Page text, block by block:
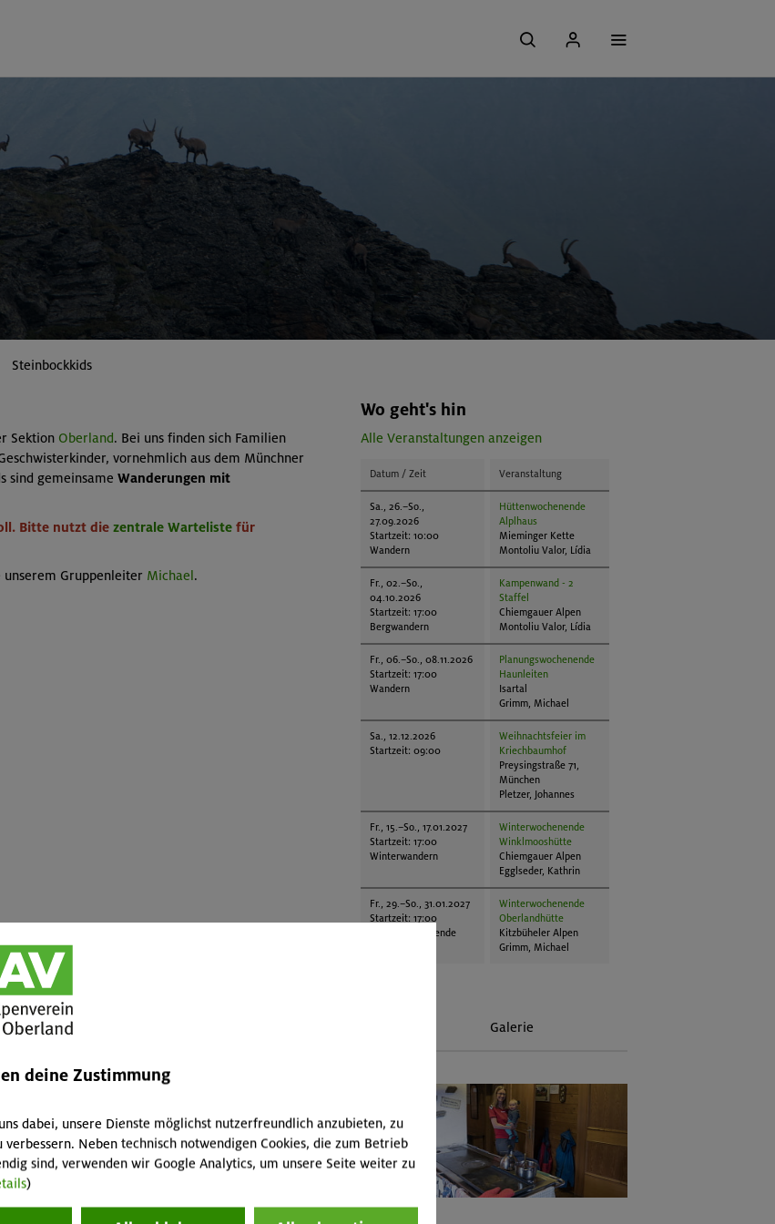
Steinbockkids
Sektion Oberland. Bei uns finden sich Familien
vornehmlich aus dem Münchner
sind gemeinsame Wanderungen mit
Bitte nutzt die zentrale Warteliste für
unserem Gruppenleiter Michael.
Wo geht's hin
Alle Veranstaltungen anzeigen
Datum / Zeit Veranstaltung
Sa., 26.–So.,
27.09.2026
Startzeit: 10:00
Wandern
Hüttenwochenende
Alplhaus
Mieminger Kette
Montoliu Valor, Lídia
Fr., 02.–So.,
04.10.2026
Startzeit: 17:00
Bergwandern
Kampenwand - 2
Staffel
Chiemgauer Alpen
Montoliu Valor, Lídia
Fr., 06.–So., 08.11.2026
Startzeit: 17:00
Wandern
Planungswochenende
Haunleiten
Isartal
Grimm, Michael
Sa., 12.12.2026
Startzeit: 09:00
Weihnachtsfeier im
Kriechbaumhof
Preysingstraße 71,
München
Pletzer, Johannes
Fr., 15.–So., 17.01.2027
Startzeit: 17:00
Winterwandern
Winterwochenende
Winklmooshütte
Chiemgauer Alpen
Egglseder, Kathrin
Fr., 29.–So., 31.01.2027
Startzeit: 17:00
Hüttenwochenende
Winterwochenende
Oberlandhütte
Kitzbüheler Alpen
Grimm, Michael
Tourenplanung Galerie
deine Zustimmung
dabei, unsere Dienste möglichst nutzerfreundlich anzubieten, zu
verbessern. Neben technisch notwendigen Cookies, die zum Betrieb
sind, verwenden wir Google Analytics, um unsere Seite weiter zu
)